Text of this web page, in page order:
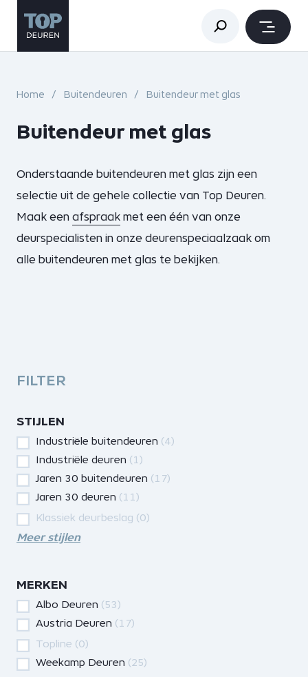
Home Buitendeuren Buitendeur met glas
Buitendeur met glas
Onderstaande buitendeuren met glas zijn een
selectie uit de gehele collectie van Top Deuren.
Maak een afspraak met een één van onze
deurspecialisten in onze deurenspeciaalzaak om
alle buitendeuren met glas te bekijken.
FILTER
STIJLEN
Industriële buitendeuren (4)
Industriële deuren (1)
Jaren 30 buitendeuren (17)
Jaren 30 deuren (11)
Klassiek deurbeslag (0)
Meer stijlen
MERKEN
Albo Deuren (53)
Austria Deuren (17)
Topline (0)
Weekamp Deuren (25)